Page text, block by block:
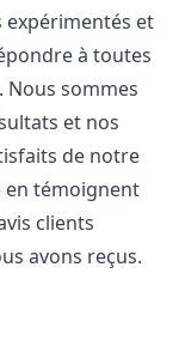
et
à toutes
Nous sommes
et nos
de notre
en témoignent
clients
avons reçus.